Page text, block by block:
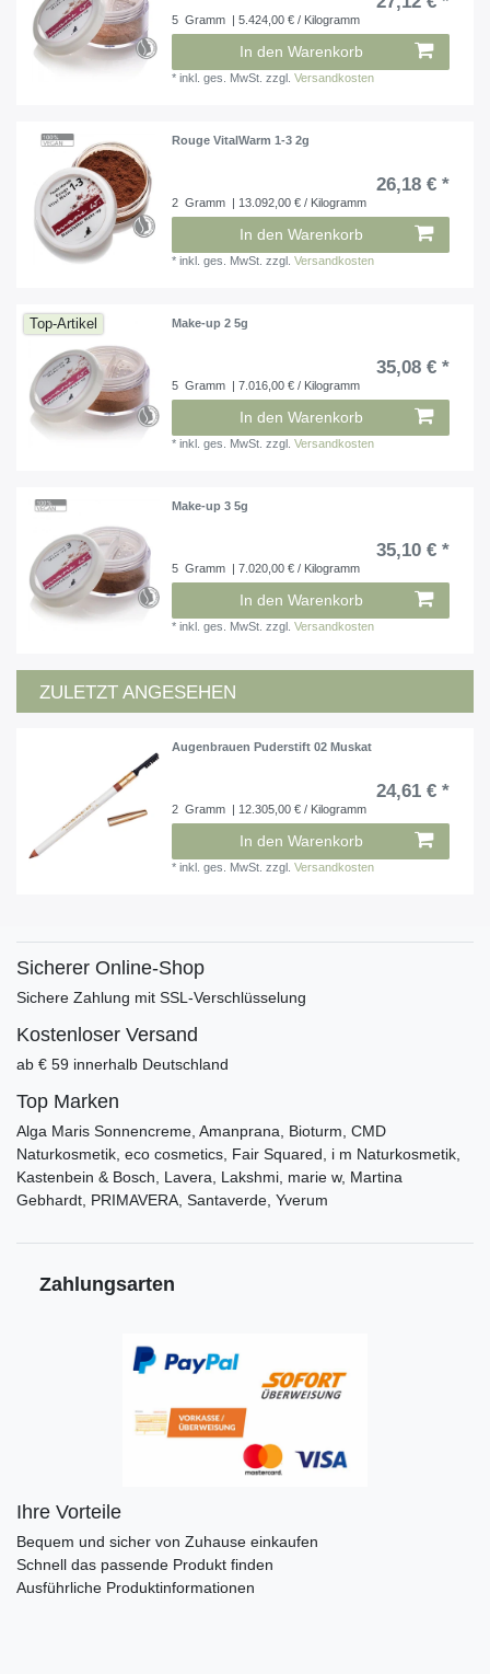
5 Gramm | 5.424,00 € / Kilogramm
In den Warenkorb
*inkl. ges. MwSt. zzgl.Versandkosten
Rouge VitalWarm 1-3 2g
26,18 € *
2 Gramm | 13.092,00 € / Kilogramm
In den Warenkorb
*inkl. ges. MwSt. zzgl.Versandkosten
Top-Artikel Make-up 2 5g
35,08 € *
5 Gramm | 7.016,00 € / Kilogramm
In den Warenkorb
*inkl. ges. MwSt. zzgl.Versandkosten
Make-up 3 5g
35,10 € *
5 Gramm | 7.020,00 € / Kilogramm
In den Warenkorb
*inkl. ges. MwSt. zzgl.Versandkosten
ZULETZT ANGESEHEN
Augenbrauen Puderstift 02 Muskat
24,61 € *
2 Gramm | 12.305,00 € / Kilogramm
In den Warenkorb
*inkl. ges. MwSt. zzgl.Versandkosten
Sicherer Online-Shop
Sichere Zahlung mit SSL-Verschlüsselung
Kostenloser Versand
ab € 59 innerhalb Deutschland
Top Marken
Alga Maris Sonnencreme, Amanprana, Bioturm, CMD
Naturkosmetik, eco cosmetics, Fair Squared, i m Naturkosmetik,
Kastenbein & Bosch, Lavera, Lakshmi, marie w, Martina
Gebhardt, PRIMAVERA, Santaverde, Yverum
Zahlungsarten
Ihre Vorteile
Bequem und sicher von Zuhause einkaufen
Schnell das passende Produkt finden
Ausführliche Produktinformationen